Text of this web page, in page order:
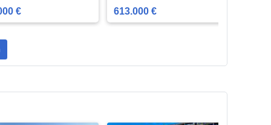
Lage
€
Oberwöhr
613.000 €